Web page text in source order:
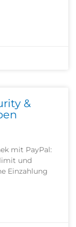
&
mit PayPal:
und
Einzahlung